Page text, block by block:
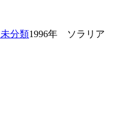
未分類1996年 ソラリア